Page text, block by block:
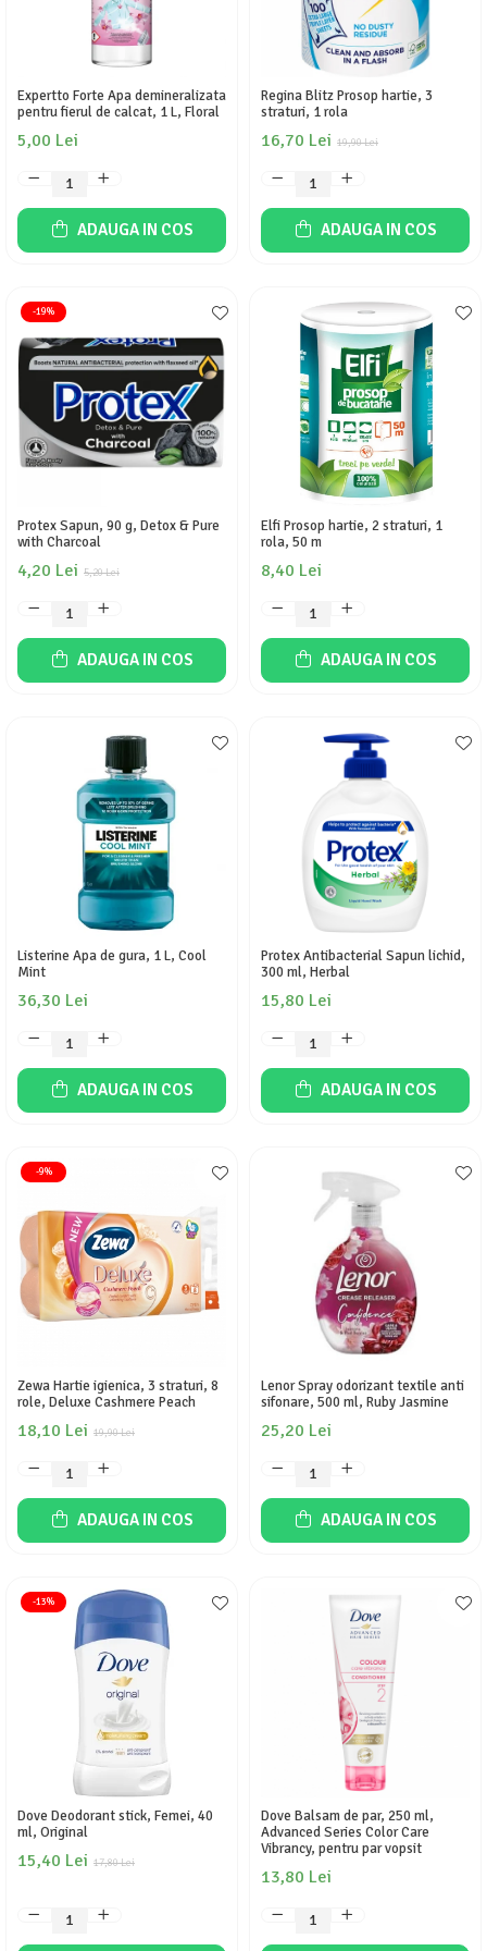
Detergent rufe lichid
Detergent rufe pudră
Înălbitor și îndepărtare pete
Soluții anticalcar, igienizante și
întreținere țesături
Odorizanți
Odorizanți cameră
Expertto Forte Apa demineralizata
pentru fierul de calcat, 1 L, Floral
5,00 Lei
ADAUGA IN COS
Regina Blitz Prosop hartie, 3
straturi, 1 rola
19,90 Lei
16,70 Lei
ADAUGA IN COS
-19%
Protex Sapun, 90 g, Detox & Pure
with Charcoal
5,20 Lei
4,20 Lei
ADAUGA IN COS
Elfi Prosop hartie, 2 straturi, 1
rola, 50 m
8,40 Lei
ADAUGA IN COS
Listerine Apa de gura, 1 L, Cool
Mint
36,30 Lei
ADAUGA IN COS
Protex Antibacterial Sapun lichid,
300 ml, Herbal
15,80 Lei
ADAUGA IN COS
-9%
Zewa Hartie igienica, 3 straturi, 8
role, Deluxe Cashmere Peach
19,90 Lei
18,10 Lei
ADAUGA IN COS
Lenor Spray odorizant textile anti
sifonare, 500 ml, Ruby Jasmine
25,20 Lei
ADAUGA IN COS
-13%
Dove Deodorant stick, Femei, 40
ml, Original
17,80 Lei
15,40 Lei
Dove Balsam de par, 250 ml,
Advanced Series Color Care
Vibrancy, pentru par vopsit
13,80 Lei